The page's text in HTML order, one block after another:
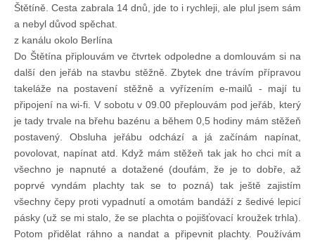
Oznámení
Členské příspěvky
Dokumenty ke stažení
Ochrana osobních údajů
Legislativa
Legislativní proces
Štětíně. Cesta zabrala 14 dnů, jde to i rychleji, ale plul jsem sám
a nebyl důvod spěchat.
z kanálu okolo Berlína
Do Štětína připlouvám ve čtvrtek odpoledne a domlouvám si na
další den jeřáb na stavbu stěžně. Zbytek dne trávím přípravou
takeláže na postavení stěžně a vyřízením e-mailů - mají tu
připojení na wi-fi. V sobotu v 09.00 přeplouvám pod jeřáb, který
je tady trvale na břehu bazénu a během 0,5 hodiny mám stěžeň
postavený. Obsluha jeřábu odchází a já začínám napínat,
povolovat, napínat atd. Když mám stěžeň tak jak ho chci mít a
všechno je napnuté a dotažené (doufám, že je to dobře, až
poprvé vyndám plachty tak se to pozná) tak ještě zajistím
všechny čepy proti vypadnutí a omotám bandáží z šedivé lepicí
pásky (už se mi stalo, že se plachta o pojišťovací kroužek trhla).
Potom přidělat ráhno a nandat a připevnit plachty. Používám